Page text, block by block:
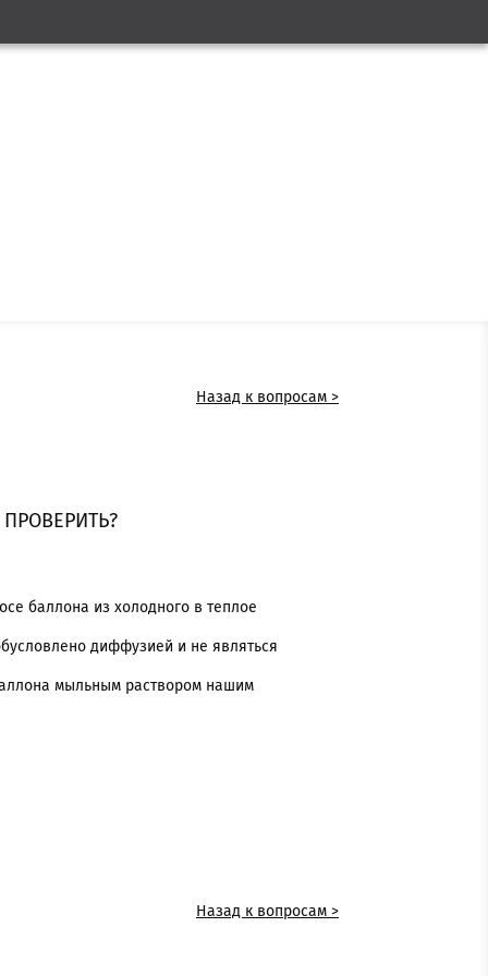
Назад к вопросам >
баллона из холодного в теплое
диффузией и не являться
мыльным раствором нашим
Назад к вопросам >